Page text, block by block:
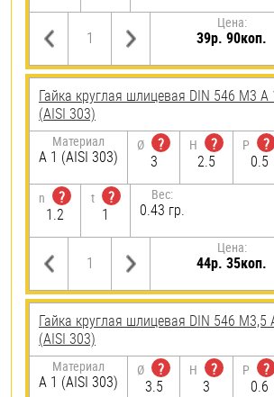
Цена:
39р. 90коп.
Гайка круглая шлицевая DIN 546 М3 А
(AISI 303)
Материал
А 1 (AISI 303)
Ø
?
3
H
?
2.5
P
?
0.5
n
?
1.2
t
?
1
Вес:
0.43 гр.
Цена:
44р. 35коп.
Гайка круглая шлицевая DIN 546 М3,5
(AISI 303)
Материал
А 1 (AISI 303)
Ø
?
3.5
H
?
3
P
?
0.6